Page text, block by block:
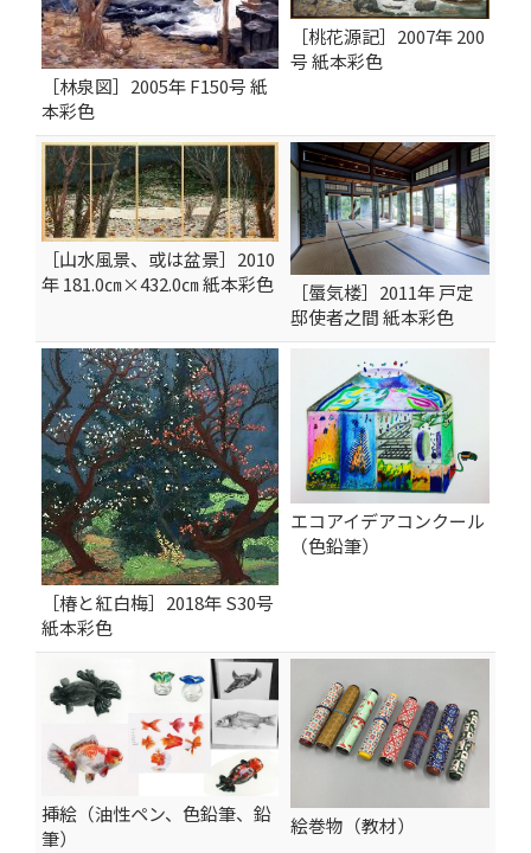
［林泉図］2005年 F150号 紙
本彩色
［桃花源記］2007年 200
号 紙本彩色
［山水風景、或は盆景］2010
年 181.0㎝×432.0㎝ 紙本彩色
［蜃気楼］2011年 戸定
邸使者之間 紙本彩色
［椿と紅白梅］2018年 S30号
紙本彩色
エコアイデアコンクール
（色鉛筆）
挿絵（油性ペン、色鉛筆、鉛
筆）
絵巻物（教材）